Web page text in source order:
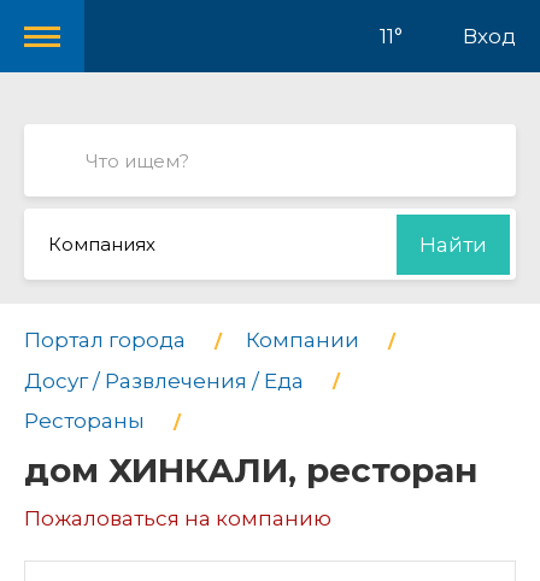
11° Вход
Компаниях Найти
Портал города
Компании
Досуг / Развлечения / Еда
Рестораны
дом ХИНКАЛИ, ресторан
Пожаловаться на компанию